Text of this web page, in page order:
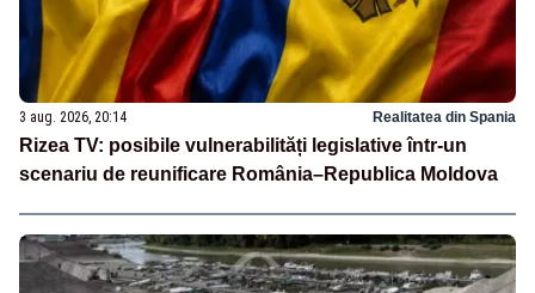
3 aug. 2026, 20:14 Realitatea din Spania
Rizea TV: posibile vulnerabilități legislative într-un
scenariu de reunificare România–Republica Moldova